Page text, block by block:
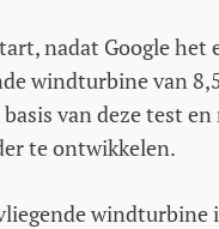
nadat Google het
windturbine van
van deze test
te ontwikkelen.